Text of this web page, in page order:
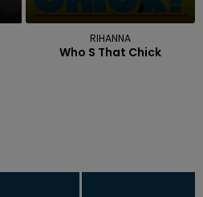
RIHANNA
Who S That Chick